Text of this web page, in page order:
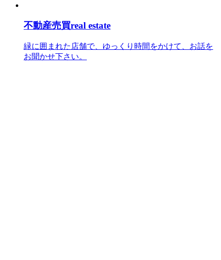
不動産売買real estate
緑に囲まれた店舗で、ゆっくり時間をかけて、お話を
お聞かせ下さい。